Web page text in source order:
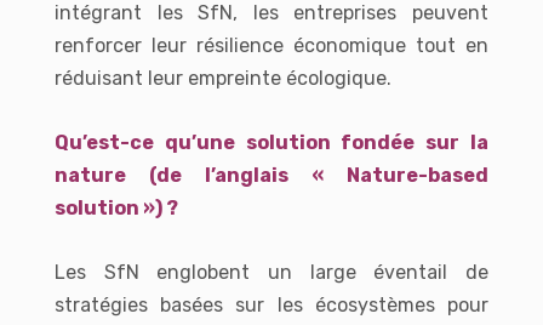
intégrant les SfN, les entreprises peuvent
renforcer leur résilience économique tout en
réduisant leur empreinte écologique.
Qu’est-ce qu’une solution fondée sur la
nature (de l’anglais « Nature-based
solution ») ?
Les SfN englobent un large éventail de
stratégies basées sur les écosystèmes pour